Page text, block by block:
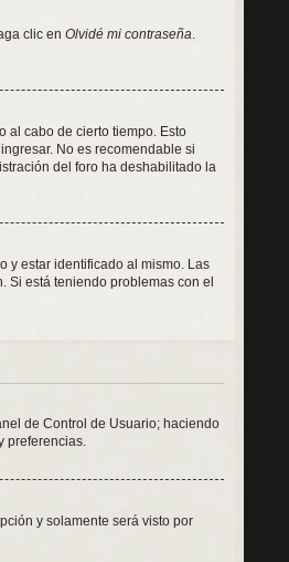
clic en Olvidé mi contraseña.
al cabo de cierto tiempo. Esto
No es recomendable si
del foro ha deshabilitado la
y estar identificado al mismo. Las
está teniendo problemas con el
de Control de Usuario; haciendo
preferencias.
y solamente será visto por